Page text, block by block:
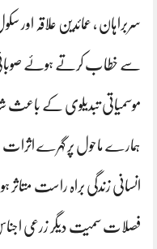
سربراہان , عمائدین علاقہ
سے خطاب کرتے ہوۓ صوبائی
موسمیاتی تبدیلوی کے
ہمارے ماحول پر گہرے
انسانی زندگی براہ راست
فصلات سمیت دیگر زرعی